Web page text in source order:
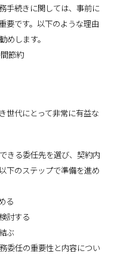
手続きに関しては、事前に
要です。以下のような理由
めします。
節約
世代にとって非常に有益な
きる委任先を選び、契約内
下のステップで準備を進め
る
討する
ぶ
委任の重要性と内容につい